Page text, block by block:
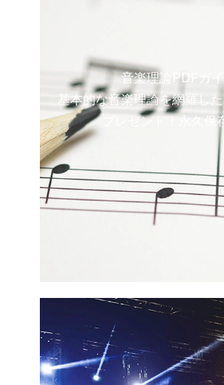
音楽理論PDFガイ
基本的な音楽理論を網羅し
プレゼント！永久保